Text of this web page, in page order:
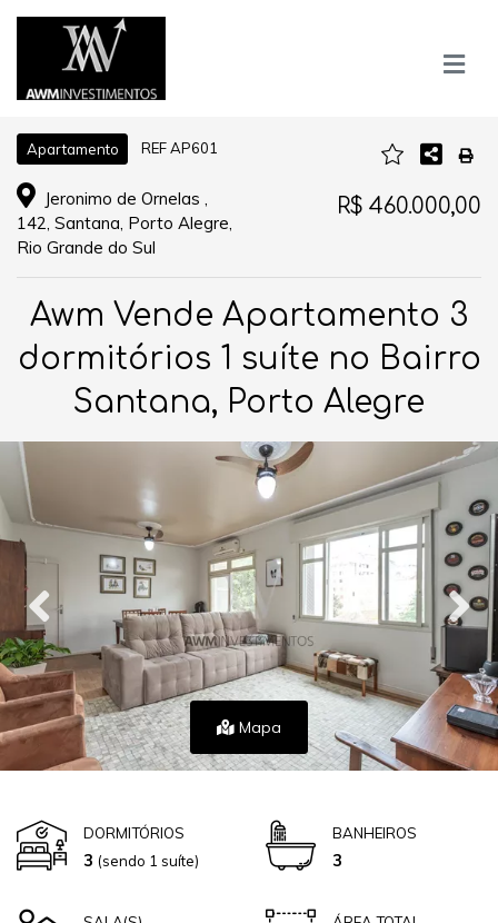
Apartamento REF AP601
Jeronimo de Ornelas ,
142, Santana, Porto Alegre,
Rio Grande do Sul
R$ 460.000,00
Awm Vende Apartamento 3
dormitórios 1 suíte no Bairro
Santana, Porto Alegre
Mapa
DORMITÓRIOS
3 (sendo 1 suíte)
BANHEIROS
3